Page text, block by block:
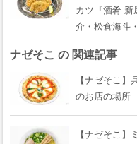
カツ『酒肴 新
介・松倉海斗
ナゼそこ の 関連記事
【ナゼそこ】
のお店の場所
【ナゼそこ